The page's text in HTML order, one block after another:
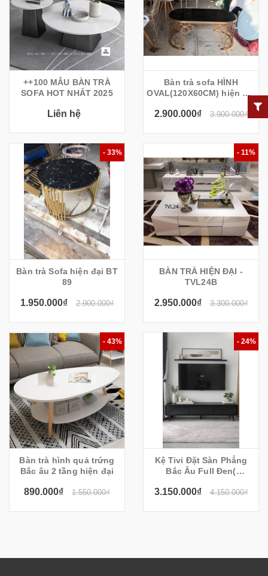
++100 MẪU BÀN TRÀ
SOFA HOT NHẤT 2025
Liên hệ
Bàn trà sofa HÌNH
OVAL(120X60CM) hiện đại
2.900.000₫ 3.900.000₫
- 33%
Bàn trà Sofa hiện đại BT
89
1.950.000₫ 2.900.000₫
- 11%
BÀN TRÀ HIỆN ĐẠI -
TVL24B
2.950.000₫ 3.300.000₫
- 43%
Bàn trà hình quả trứng
Bắc âu 2 tầng hiện đại
890.000₫ 1.550.000₫
- 24%
Kệ Tivi Đặt Sàn Phẳng
Bắc Âu Full Đen(
3.150.000₫ 4.150.000₫